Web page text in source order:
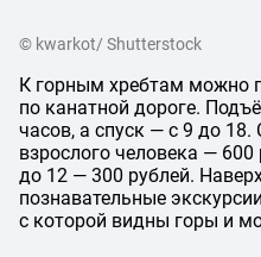
© kwarkot/ Shutterstock
К горным хребтам можно
по канатной дороге.
часов, а спуск — с 9 до
взрослого человека — 600
до 12 — 300 рублей.
познавательные
с которой видны горы и